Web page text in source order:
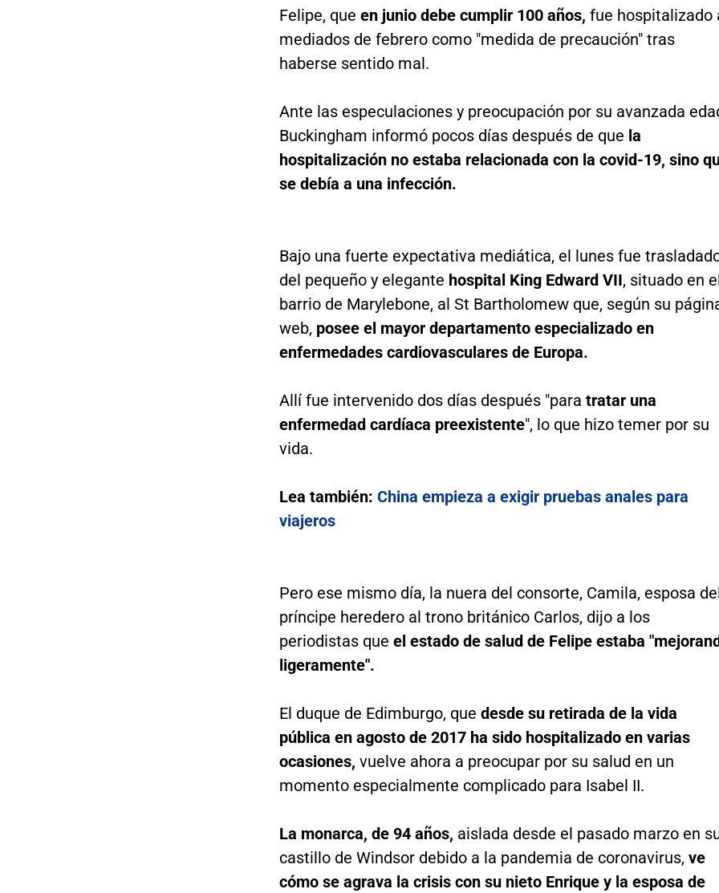
Felipe, que en junio debe cumplir 100 años, fue hospitalizado
mediados de febrero como "medida de precaución" tras
haberse sentido mal.
Ante las especulaciones y preocupación por su avanzada
Buckingham informó pocos días después de que la
hospitalización no estaba relacionada con la covid-19, sino
se debía a una infección.
Bajo una fuerte expectativa mediática, el lunes fue
del pequeño y elegante hospital King Edward VII, situado en
barrio de Marylebone, al St Bartholomew que, según su
web, posee el mayor departamento especializado en
enfermedades cardiovasculares de Europa.
Allí fue intervenido dos días después "para tratar una
enfermedad cardíaca preexistente", lo que hizo temer por su
vida.
Lea también: China empieza a exigir pruebas anales para
viajeros
Pero ese mismo día, la nuera del consorte, Camila, esposa
príncipe heredero al trono británico Carlos, dijo a los
periodistas que el estado de salud de Felipe estaba
ligeramente".
El duque de Edimburgo, que desde su retirada de la vida
pública en agosto de 2017 ha sido hospitalizado en varias
ocasiones, vuelve ahora a preocupar por su salud en un
momento especialmente complicado para Isabel II.
La monarca, de 94 años, aislada desde el pasado marzo en
castillo de Windsor debido a la pandemia de coronavirus, ve
cómo se agrava la crisis con su nieto Enrique y la esposa de